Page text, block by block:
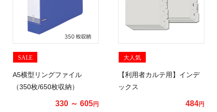
SALE
A5横型リングファイル
（350枚/650枚収納）
330 ～ 605円
大人気
【利用者カルテ用】インデ
ックス
484円